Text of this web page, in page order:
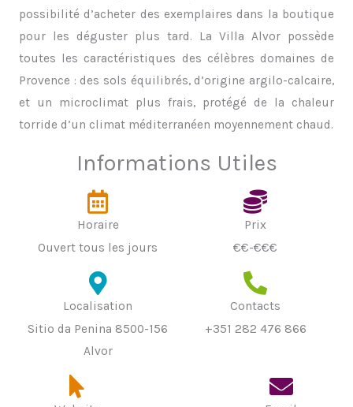
possibilité d’acheter des exemplaires dans la boutique
pour les déguster plus tard. La Villa Alvor possède
toutes les caractéristiques des célèbres domaines de
Provence : des sols équilibrés, d’origine argilo-calcaire,
et un microclimat plus frais, protégé de la chaleur
torride d’un climat méditerranéen moyennement chaud.
Informations Utiles
Horaire
Ouvert tous les jours
Prix
€€-€€€
Localisation
Sitio da Penina 8500-156
Alvor
Contacts
+351 282 476 866